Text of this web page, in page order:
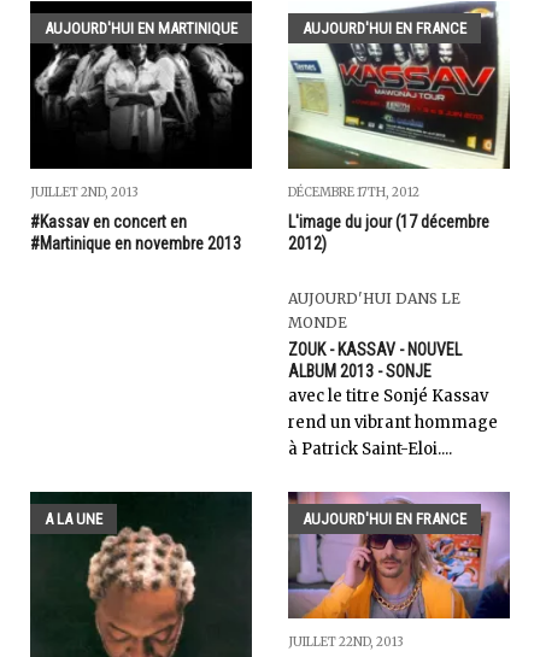
AUJOURD'HUI EN MARTINIQUE
JUILLET 2ND, 2013
#Kassav en concert en
#Martinique en novembre 2013
AUJOURD'HUI EN FRANCE
DÉCEMBRE 17TH, 2012
L'image du jour (17 décembre
2012)
AUJOURD'HUI DANS LE
MONDE
ZOUK - KASSAV - NOUVEL
ALBUM 2013 - SONJE
avec le titre Sonjé Kassav
rend un vibrant hommage
à Patrick Saint-Eloi....
A LA UNE AUJOURD'HUI EN FRANCE
JUILLET 22ND, 2013